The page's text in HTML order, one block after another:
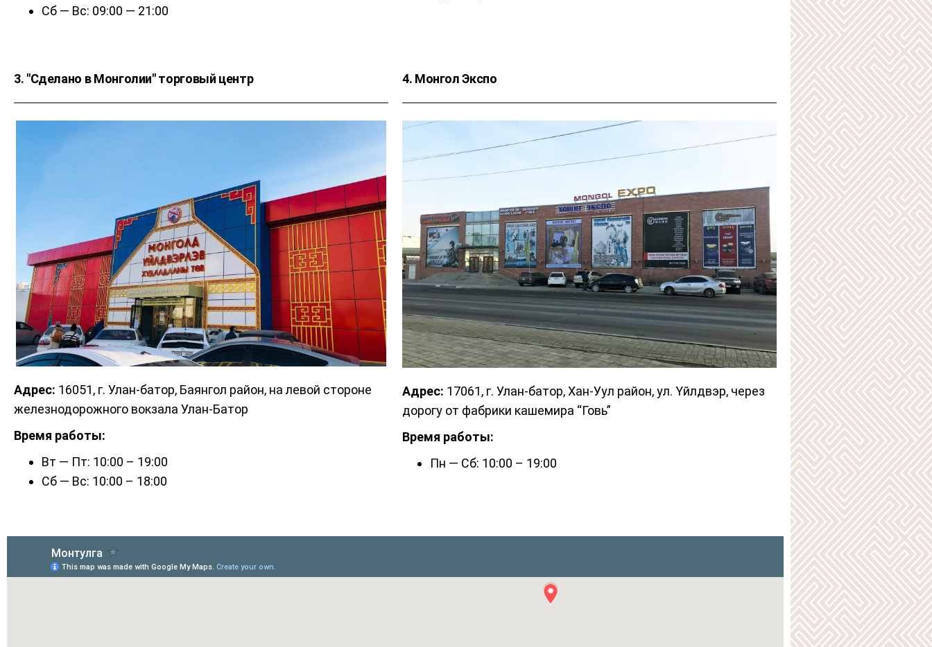
Сб — Вс: 09:00 — 21:00
3. "Сделано в Монголии" торговый центр
Адрес: 16051, г. Улан-батор, Баянгол район, на левой стороне
железнодорожного вокзала Улан-Батор
Время работы:
Вт — Пт: 10:00 – 19:00
Сб — Вс: 10:00 – 18:00
4. Монгол Экспо
Адрес: 17061, г. Улан-батор, Хан-Уул район, ул. Үйлдвэр, через
дорогу от фабрики кашемира “Говь”
Время работы:
Пн — Сб: 10:00 – 19:00